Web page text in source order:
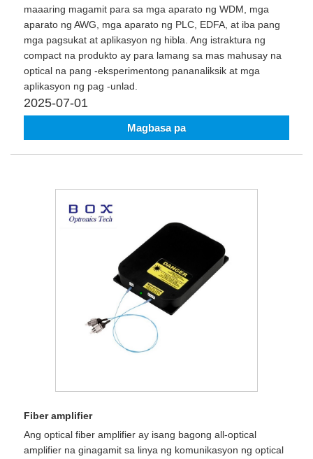
maaaring magamit para sa mga aparato ng WDM, mga
aparato ng AWG, mga aparato ng PLC, EDFA, at iba pang
mga pagsukat at aplikasyon ng hibla. Ang istraktura ng
compact na produkto ay para lamang sa mas mahusay na
optical na pang -eksperimentong pananaliksik at mga
aplikasyon ng pag -unlad.
2025-07-01
Magbasa pa
Fiber amplifier
Ang optical fiber amplifier ay isang bagong all-optical
amplifier na ginagamit sa linya ng komunikasyon ng optical